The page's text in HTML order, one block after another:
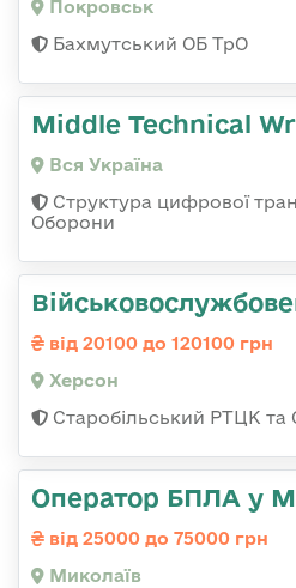
Покровськ
Бахмутський ОБ ТрО
Middle Technical
Вся Україна
Структура цифрової
Оборони
від 20100 до 120100 грн
Херсон
Старобільський РТЦК та
Оператор БПЛА у
від 25000 до 75000 грн
Миколаїв